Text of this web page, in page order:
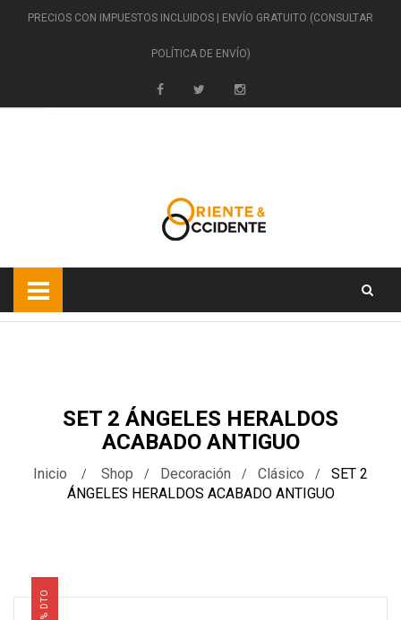
PRECIOS CON IMPUESTOS INCLUIDOS | ENVÍO GRATUITO (CONSULTAR
POLÍTICA DE ENVÍO)
SET 2 ÁNGELES HERALDOS
ACABADO ANTIGUO
Inicio Shop Decoración Clásico
SET 2
ÁNGELES HERALDOS ACABADO ANTIGUO
% DTO